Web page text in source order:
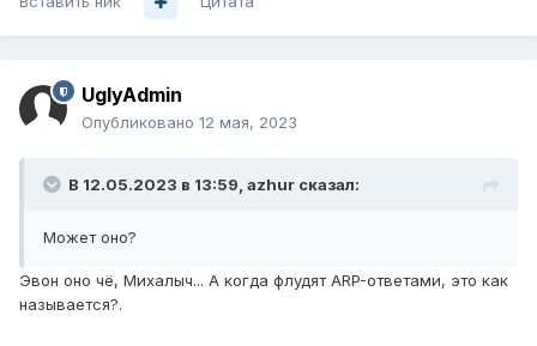
UglyAdmin
Опубликовано 12 мая, 2023
В 12.05.2023 в 13:59, azhur сказал:
Может оно?
Эвон оно чё, Михалыч... А когда флудят ARP-ответами, это как
называется?.